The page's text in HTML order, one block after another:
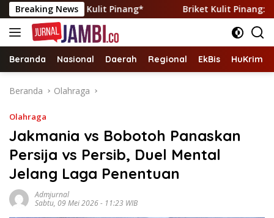
Langsung
ke
konten
Breaking News
Briket Kulit Pinang* Briket Kulit Pinang:
Beranda Nasional Daerah Regional EkBis HuKrim
Beranda Olahraga
Olahraga
Jakmania vs Bobotoh Panaskan
Persija vs Persib, Duel Mental
Jelang Laga Penentuan
Admjurnal
Sabtu, 09 Mei 2026 - 11:23 WIB